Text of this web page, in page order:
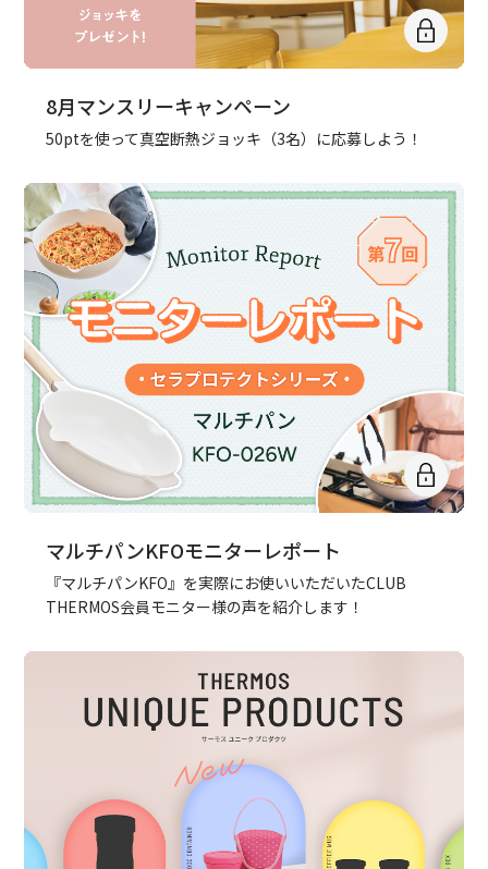
8月マンスリーキャンペーン
50ptを使って真空断熱ジョッキ（3名）に応募しよう！
マルチパンKFOモニターレポート
『マルチパンKFO』を実際にお使いいただいたCLUB
THERMOS会員モニター様の声を紹介します！